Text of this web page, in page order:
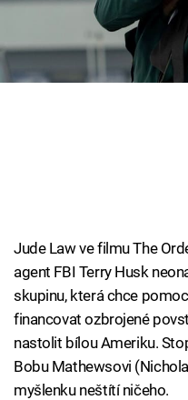
Cool Esport
Sledujte nás
Jude Law ve filmu The
agent FBI Terry Husk
skupinu, která chce
financovat ozbrojené
nastolit bílou Ameriku.
Bobu Mathewsovi
myšlenku neštítí ničeho.